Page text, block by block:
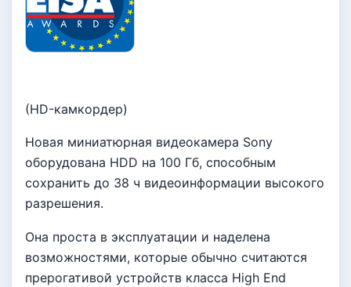
(HD-камкордер)
Новая миниатюрная видеокамера Sony
оборудована HDD на 100 Гб, способным
сохранить до 38 ч видеоинформации высокого
разрешения.
Она проста в эксплуатации и наделена
возможностями, которые обычно считаются
прерогативой устройств класса High End